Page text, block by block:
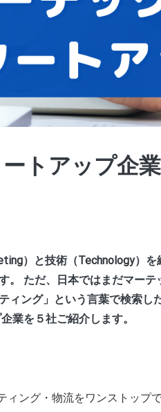
トアップ企業
）と技術（Technology）
。 ただ、日本ではまだマー
ィング」という言葉で検索し
業を５社ご紹介します。
ィング・物流をワンストッ